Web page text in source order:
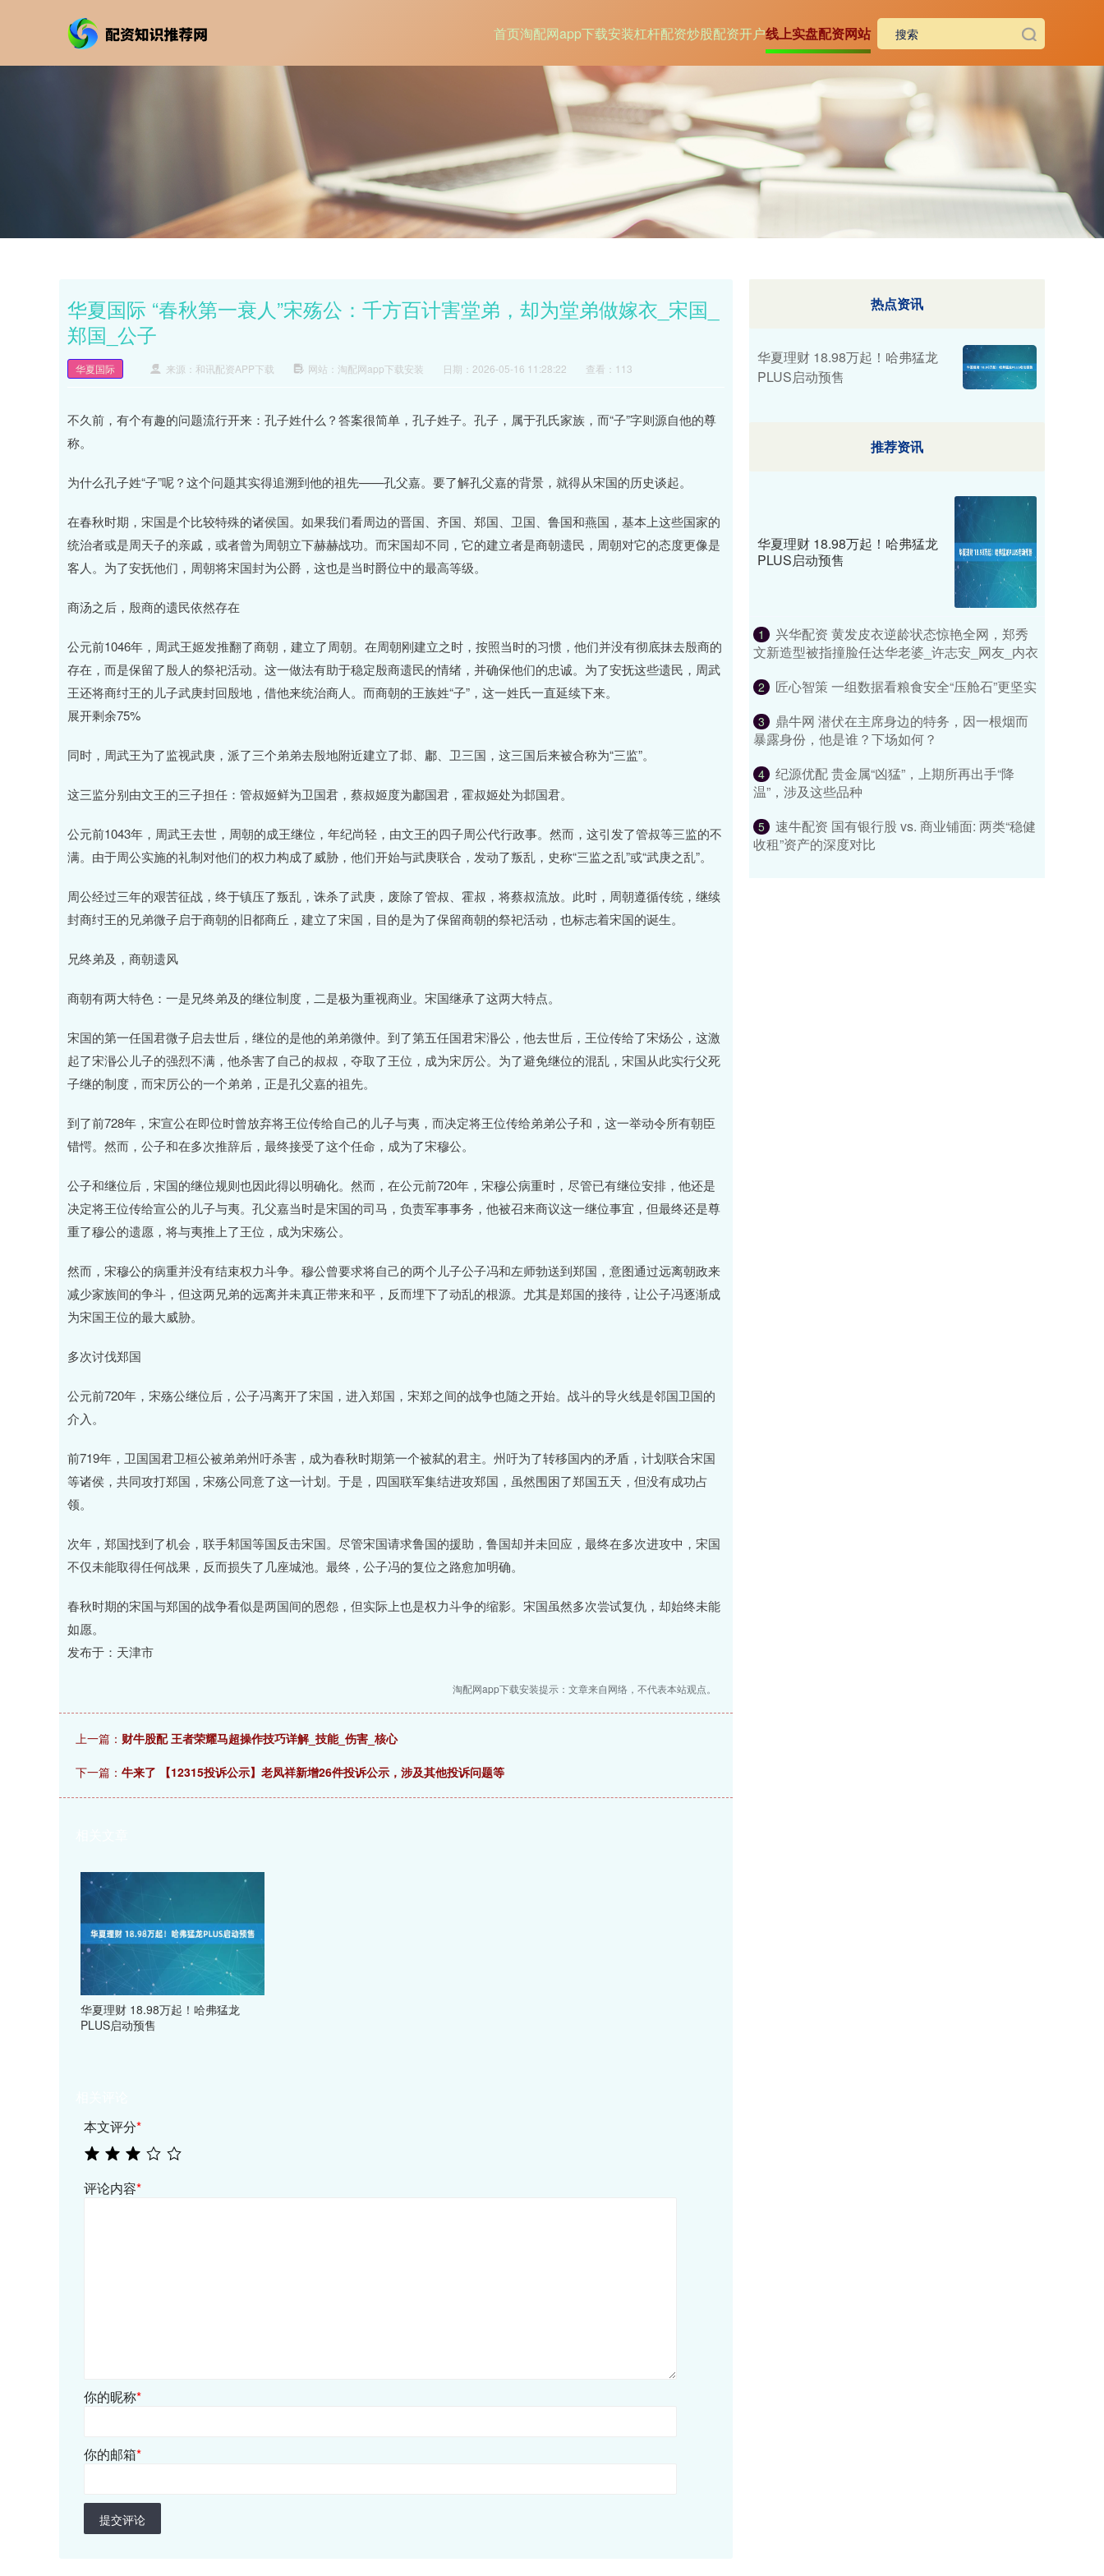
首页淘配网app下载安装杠杆配资炒股配资开户线上实盘配资网站
华夏国际 “春秋第一衰人”宋殇公：千方百计害堂弟，却为堂弟做嫁衣_宋国_
郑国_公子
华夏国际 来源：和讯配资APP下载 网站：淘配网app下载安装 日期：2026-05-16 11:28:22 查看：113
不久前，有个有趣的问题流行开来：孔子姓什么？答案很简单，孔子姓子。孔子，属于孔氏家族，而“子”字则源自他的尊
称。
为什么孔子姓“子”呢？这个问题其实得追溯到他的祖先——孔父嘉。要了解孔父嘉的背景，就得从宋国的历史谈起。
在春秋时期，宋国是个比较特殊的诸侯国。如果我们看周边的晋国、齐国、郑国、卫国、鲁国和燕国，基本上这些国家的
统治者或是周天子的亲戚，或者曾为周朝立下赫赫战功。而宋国却不同，它的建立者是商朝遗民，周朝对它的态度更像是
客人。为了安抚他们，周朝将宋国封为公爵，这也是当时爵位中的最高等级。
商汤之后，殷商的遗民依然存在
公元前1046年，周武王姬发推翻了商朝，建立了周朝。在周朝刚建立之时，按照当时的习惯，他们并没有彻底抹去殷商的
存在，而是保留了殷人的祭祀活动。这一做法有助于稳定殷商遗民的情绪，并确保他们的忠诚。为了安抚这些遗民，周武
王还将商纣王的儿子武庚封回殷地，借他来统治商人。而商朝的王族姓“子”，这一姓氏一直延续下来。
展开剩余75%
同时，周武王为了监视武庚，派了三个弟弟去殷地附近建立了邶、鄘、卫三国，这三国后来被合称为“三监”。
这三监分别由文王的三子担任：管叔姬鲜为卫国君，蔡叔姬度为鄘国君，霍叔姬处为邶国君。
公元前1043年，周武王去世，周朝的成王继位，年纪尚轻，由文王的四子周公代行政事。然而，这引发了管叔等三监的不
满。由于周公实施的礼制对他们的权力构成了威胁，他们开始与武庚联合，发动了叛乱，史称“三监之乱”或“武庚之乱”。
周公经过三年的艰苦征战，终于镇压了叛乱，诛杀了武庚，废除了管叔、霍叔，将蔡叔流放。此时，周朝遵循传统，继续
封商纣王的兄弟微子启于商朝的旧都商丘，建立了宋国，目的是为了保留商朝的祭祀活动，也标志着宋国的诞生。
兄终弟及，商朝遗风
商朝有两大特色：一是兄终弟及的继位制度，二是极为重视商业。宋国继承了这两大特点。
宋国的第一任国君微子启去世后，继位的是他的弟弟微仲。到了第五任国君宋湣公，他去世后，王位传给了宋炀公，这激
起了宋湣公儿子的强烈不满，他杀害了自己的叔叔，夺取了王位，成为宋厉公。为了避免继位的混乱，宋国从此实行父死
子继的制度，而宋厉公的一个弟弟，正是孔父嘉的祖先。
到了前728年，宋宣公在即位时曾放弃将王位传给自己的儿子与夷，而决定将王位传给弟弟公子和，这一举动令所有朝臣
错愕。然而，公子和在多次推辞后，最终接受了这个任命，成为了宋穆公。
公子和继位后，宋国的继位规则也因此得以明确化。然而，在公元前720年，宋穆公病重时，尽管已有继位安排，他还是
决定将王位传给宣公的儿子与夷。孔父嘉当时是宋国的司马，负责军事事务，他被召来商议这一继位事宜，但最终还是尊
重了穆公的遗愿，将与夷推上了王位，成为宋殇公。
然而，宋穆公的病重并没有结束权力斗争。穆公曾要求将自己的两个儿子公子冯和左师勃送到郑国，意图通过远离朝政来
减少家族间的争斗，但这两兄弟的远离并未真正带来和平，反而埋下了动乱的根源。尤其是郑国的接待，让公子冯逐渐成
为宋国王位的最大威胁。
多次讨伐郑国
公元前720年，宋殇公继位后，公子冯离开了宋国，进入郑国，宋郑之间的战争也随之开始。战斗的导火线是邻国卫国的
介入。
前719年，卫国国君卫桓公被弟弟州吁杀害，成为春秋时期第一个被弑的君主。州吁为了转移国内的矛盾，计划联合宋国
等诸侯，共同攻打郑国，宋殇公同意了这一计划。于是，四国联军集结进攻郑国，虽然围困了郑国五天，但没有成功占
领。
次年，郑国找到了机会，联手邾国等国反击宋国。尽管宋国请求鲁国的援助，鲁国却并未回应，最终在多次进攻中，宋国
不仅未能取得任何战果，反而损失了几座城池。最终，公子冯的复位之路愈加明确。
春秋时期的宋国与郑国的战争看似是两国间的恩怨，但实际上也是权力斗争的缩影。宋国虽然多次尝试复仇，却始终未能
如愿。
发布于：天津市
淘配网app下载安装提示：文章来自网络，不代表本站观点。
上一篇： 财牛股配 王者荣耀马超操作技巧详解_技能_伤害_核心
下一篇： 牛来了 【12315投诉公示】老凤祥新增26件投诉公示，涉及其他投诉问题等
华夏理财 18.98万起！哈弗猛龙
PLUS启动预售
本文评分*
评论内容*
你的昵称*
你的邮箱*
提交评论
热点资讯
华夏理财 18.98万起！哈弗猛龙
PLUS启动预售
推荐资讯
华夏理财 18.98万起！哈弗猛龙
PLUS启动预售
1
兴华配资 黄发皮衣逆龄状态惊艳全网，郑秀
文新造型被指撞脸任达华老婆_许志安_网友_内衣
2 匠心智策 一组数据看粮食安全“压舱石”更坚实
3
鼎牛网 潜伏在主席身边的特务，因一根烟而
暴露身份，他是谁？下场如何？
4
纪源优配 贵金属“凶猛”，上期所再出手“降
温”，涉及这些品种
5
速牛配资 国有银行股 vs. 商业铺面: 两类“稳健
收租”资产的深度对比